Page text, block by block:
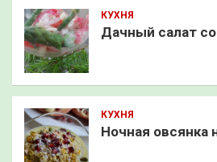
КУХНЯ
Дачный салат
КУХНЯ
Ночная овсянка